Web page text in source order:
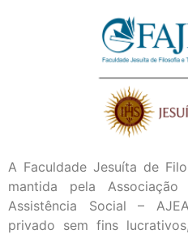
A Faculdade Jesuíta de
mantida pela
Assistência Social –
privado sem fins